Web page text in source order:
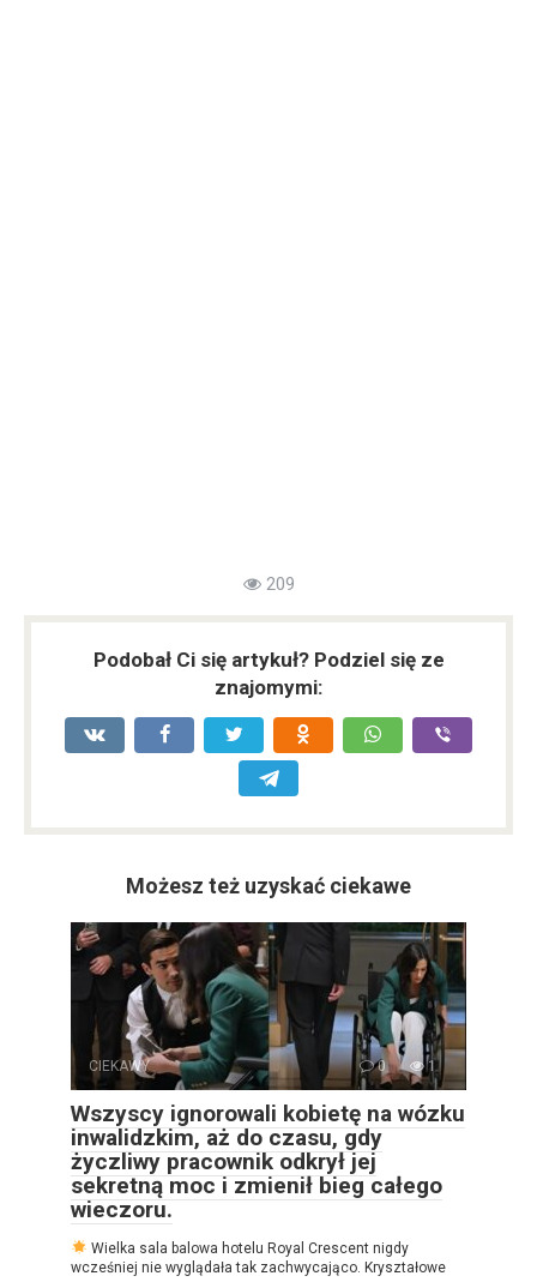
209
Podobał Ci się artykuł? Podziel się ze
znajomymi:
Możesz też uzyskać ciekawe
CIEKAWY 0 1
Wszyscy ignorowali kobietę na wózku
inwalidzkim, aż do czasu, gdy
życzliwy pracownik odkrył jej
sekretną moc i zmienił bieg całego
wieczoru.
Wielka sala balowa hotelu Royal Crescent nigdy
wcześniej nie wyglądała tak zachwycająco. Kryształowe